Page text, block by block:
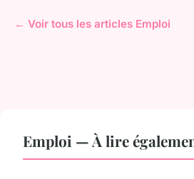
← Voir tous les articles Emploi
Emploi — À lire